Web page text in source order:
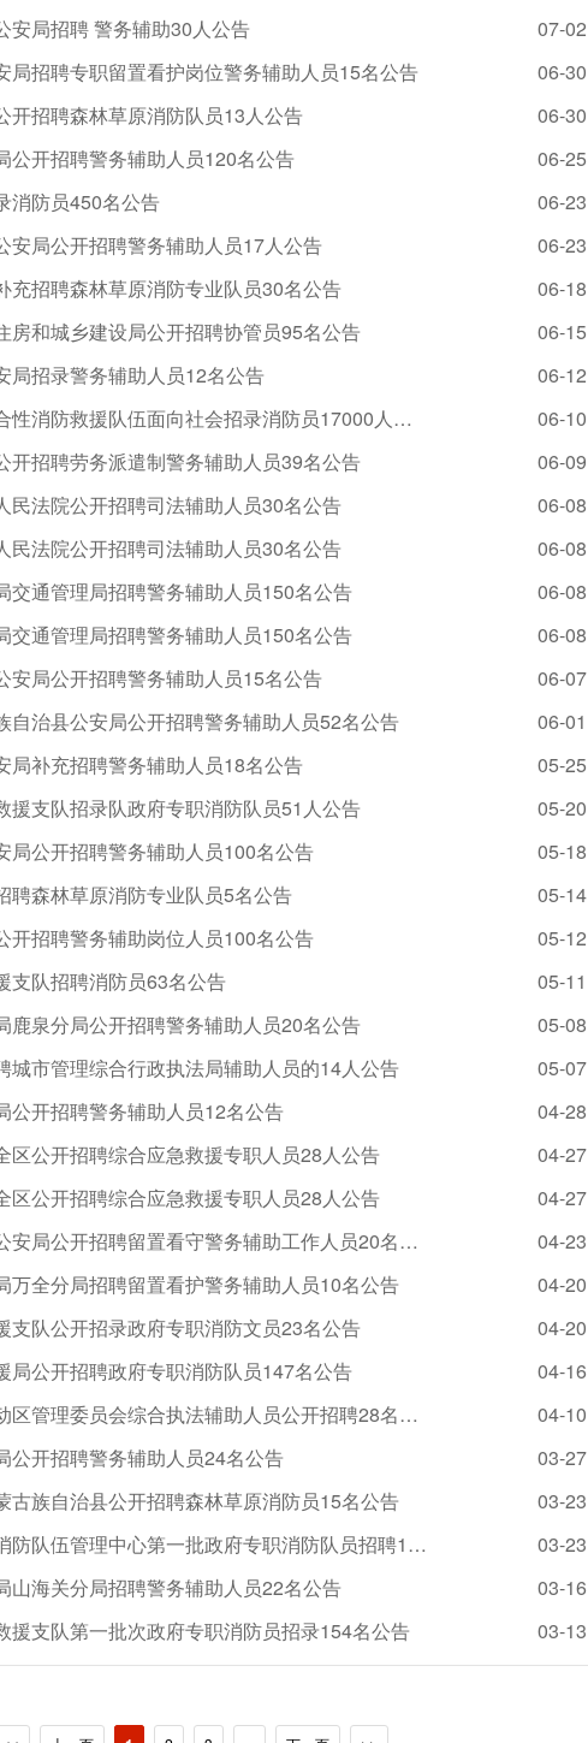
安局招聘 警务辅助30人公告
07-02
局招聘专职留置看护岗位警务辅助人员15名公告
06-30
开招聘森林草原消防队员13人公告
06-30
公开招聘警务辅助人员120名公告
06-25
消防员450名公告
06-23
安局公开招聘警务辅助人员17人公告
06-23
充招聘森林草原消防专业队员30名公告
06-18
房和城乡建设局公开招聘协管员95名公告
06-15
局招录警务辅助人员12名公告
06-12
2026应急管理部国家综合性消防救援队伍面向社会招录消防员17000人公告（河北450人）
06-10
开招聘劳务派遣制警务辅助人员39名公告
06-09
民法院公开招聘司法辅助人员30名公告
06-08
民法院公开招聘司法辅助人员30名公告
06-08
交通管理局招聘警务辅助人员150名公告
06-08
交通管理局招聘警务辅助人员150名公告
06-08
安局公开招聘警务辅助人员15名公告
06-07
自治县公安局公开招聘警务辅助人员52名公告
06-01
局补充招聘警务辅助人员18名公告
05-25
援支队招录队政府专职消防队员51人公告
05-20
局公开招聘警务辅助人员100名公告
05-18
聘森林草原消防专业队员5名公告
05-14
开招聘警务辅助岗位人员100名公告
05-12
支队招聘消防员63名公告
05-11
鹿泉分局公开招聘警务辅助人员20名公告
05-08
城市管理综合行政执法局辅助人员的14人公告
05-07
公开招聘警务辅助人员12名公告
04-28
区公开招聘综合应急救援专职人员28人公告
04-27
区公开招聘综合应急救援专职人员28人公告
04-27
2026河北张家口沽源县公安局公开招聘留置看守警务辅助工作人员20名公告
04-23
万全分局招聘留置看护警务辅助人员10名公告
04-20
支队公开招录政府专职消防文员23名公告
04-20
局公开招聘政府专职消防队员147名公告
04-16
2026年河北雄安新区启动区管理委员会综合执法辅助人员公开招聘28名公告
04-10
公开招聘警务辅助人员24名公告
03-27
古族自治县公开招聘森林草原消防员15名公告
03-23
2026年河北张家口专职消防队伍管理中心第一批政府专职消防队员招聘130名公告
03-23
山海关分局招聘警务辅助人员22名公告
03-16
援支队第一批次政府专职消防员招录154名公告
03-13